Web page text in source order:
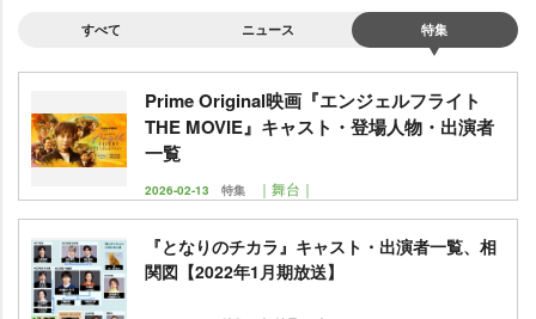
すべて ニュース 特集
Prime Original映画『エンジェルフライト
THE MOVIE』キャスト・登場人物・出演者
一覧
2026-02-13 特集 ｜舞台｜
『となりのチカラ』キャスト・出演者一覧、相
関図【2022年1月期放送】